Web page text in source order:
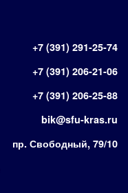
+7 (391) 291-25-74
+7 (391) 206-21-06
+7 (391) 206-25-88
bik@sfu-kras.ru
пр. Свободный, 79/10